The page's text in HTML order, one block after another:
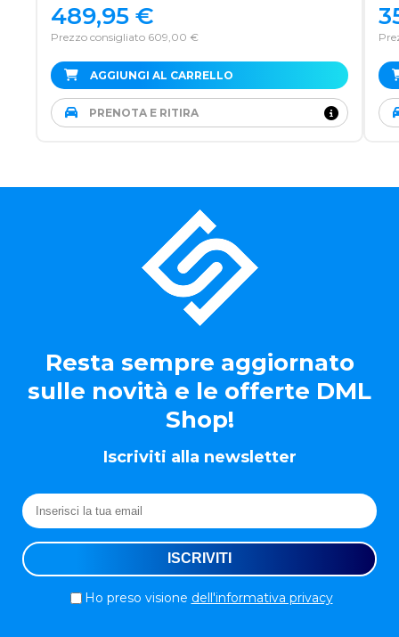
Prezzo consigliato 609,00 €
489,95 €
AGGIUNGI AL CARRELLO
PRENOTA E RITIRA
Resta sempre aggiornato
sulle novità e le offerte DML
Shop!
Iscriviti alla newsletter
Ho preso visione dell'informativa privacy